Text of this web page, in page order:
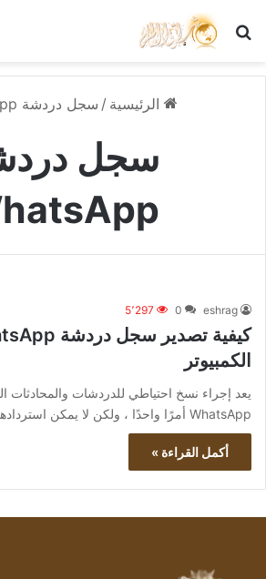
بحث عن
الرئيسية / سجل دردشة WhatsApp
سجل
eshrag
0 5٬297
الكمبيوتر
يعد إجراء نسخ احتياطي للدردشات والمحادثات
WhatsApp أمرًا واحدًا ، ولكن لا يمكن استردادها إلا مرة أخرى…
أكمل القراءة »